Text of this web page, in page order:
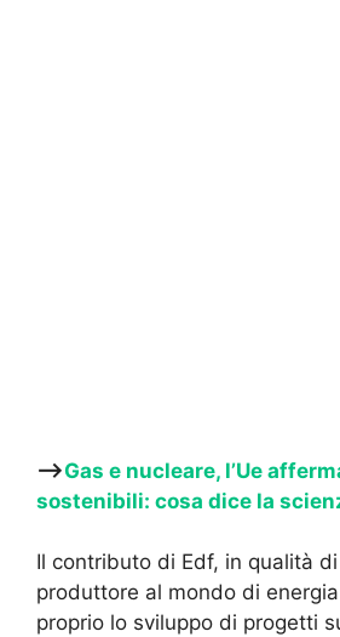
—->Gas e nucleare, l’Ue
sostenibili: cosa dice la
Il contributo di Edf, in qualità
produttore al mondo di
proprio lo sviluppo di progetti